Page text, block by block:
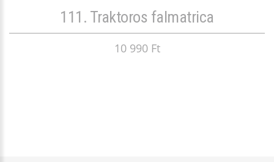
111. Traktoros falmatrica
10 990 Ft